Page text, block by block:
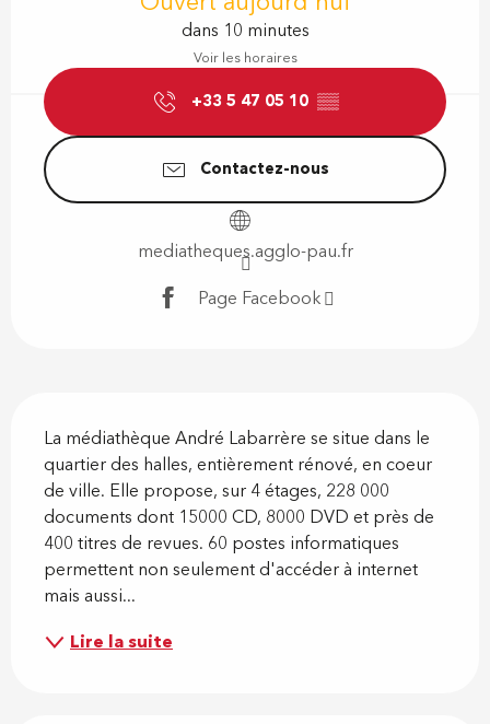
dans 10 minutes
Voir les horaires
+33 5 47 05 10 ▒▒
Contactez-nous
mediatheques.agglo-pau.fr
Page Facebook
La médiathèque André Labarrère se situe dans le
quartier des halles, entièrement rénové, en coeur
de ville. Elle propose, sur 4 étages, 228 000
documents dont 15000 CD, 8000 DVD et près de
400 titres de revues. 60 postes informatiques
permettent non seulement d'accéder à internet
mais aussi...
Lire la suite